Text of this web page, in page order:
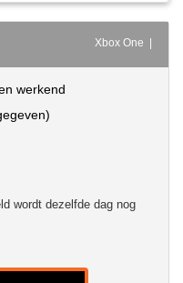
Xbox One |
werkend
wordt dezelfde dag nog